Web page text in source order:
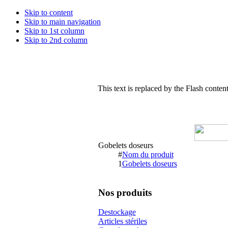
Skip to content
Skip to main navigation
Skip to 1st column
Skip to 2nd column
This text is replaced by the Flash
Gobelets doseurs
#Nom du produit
1Gobelets doseurs
Nos produits
Destockage
Articles stériles